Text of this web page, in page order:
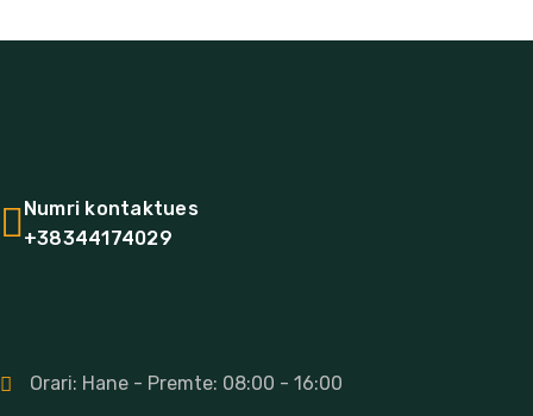
Numri kontaktues
+38344174029
Orari: Hane - Premte: 08:00 - 16:00